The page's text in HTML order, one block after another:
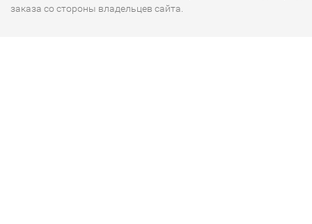
заказа со стороны владельцев сайта.